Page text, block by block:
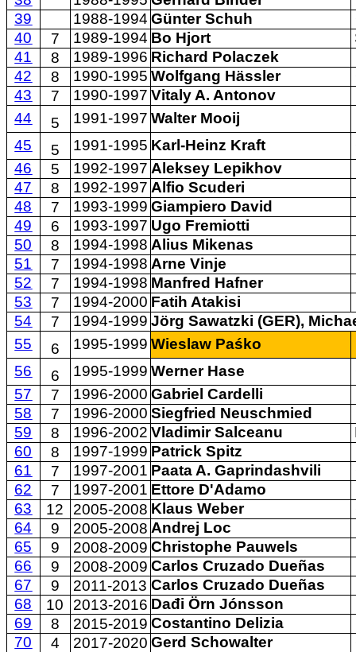
39
1988-1994 Günter Schuh
40
7 1989-1994 Bo Hjort
41
8 1989-1996 Richard Polaczek
42
8 1990-1995 Wolfgang Hässler
43
7 1990-1997 Vitaly A. Antonov
44
5 1991-1997 Walter Mooij
45
5 1991-1995 Karl-Heinz Kraft
46
5 1992-1997 Aleksey Lepikhov
47
8 1992-1997 Alfio Scuderi
48
7 1993-1999 Giampiero David
49
6 1993-1997 Ugo Fremiotti
50
8 1994-1998 Alius Mikenas
51
7 1994-1998 Arne Vinje
52
7 1994-1998 Manfred Hafner
53
7 1994-2000 Fatih Atakisi
54
7 1994-1999 Jörg Sawatzki (GER),
55
6 1995-1999 Wieslaw Paśko
56
6 1995-1999 Werner Hase
57
7 1996-2000 Gabriel Cardelli
58
7 1996-2000 Siegfried Neuschmied
59
8 1996-2002 Vladimir Salceanu
60
8 1997-1999 Patrick Spitz
61
7 1997-2001 Paata A. Gaprindashvili
62
7 1997-2001 Ettore D'Adamo
63
12 2005-2008 Klaus Weber
64
9 2005-2008 Andrej Loc
65
9 2008-2009 Christophe Pauwels
66
9 2008-2009 Carlos Cruzado Dueñas
67
9 2011-2013 Carlos Cruzado Dueñas
68
10 2013-2016 Dađi Örn Jónsson
69
8 2015-2019 Costantino Delizia
70
4 2017-2020 Gerd Schowalter